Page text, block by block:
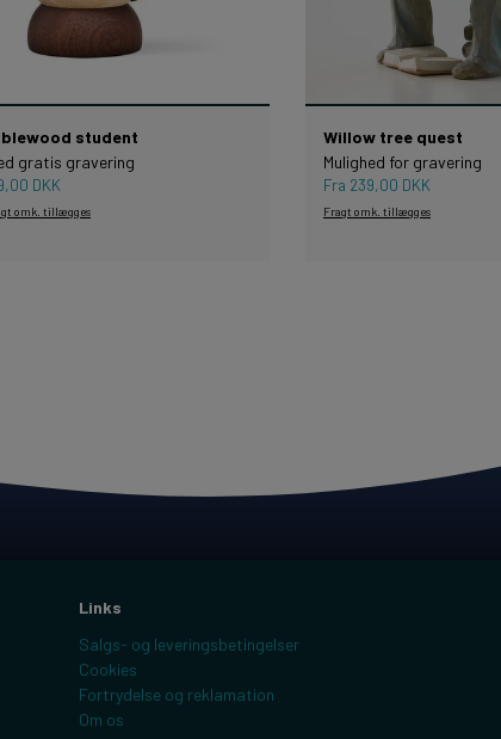
student
gratis gravering
DKK
omk. tillægges
Willow tree quest
Mulighed for gravering
Fra 239,00 DKK
Fragt omk. tillægges
Links
Salgs- og leveringsbetingelser
Cookies
Fortrydelse og reklamation
Om os